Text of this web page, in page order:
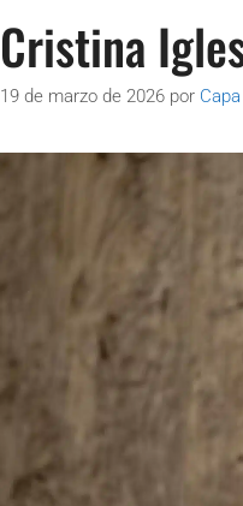
Cristina
19 de marzo de 2026 por Capa